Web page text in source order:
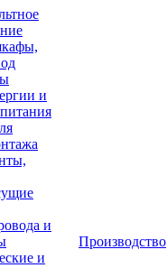
и
и
и
Производство